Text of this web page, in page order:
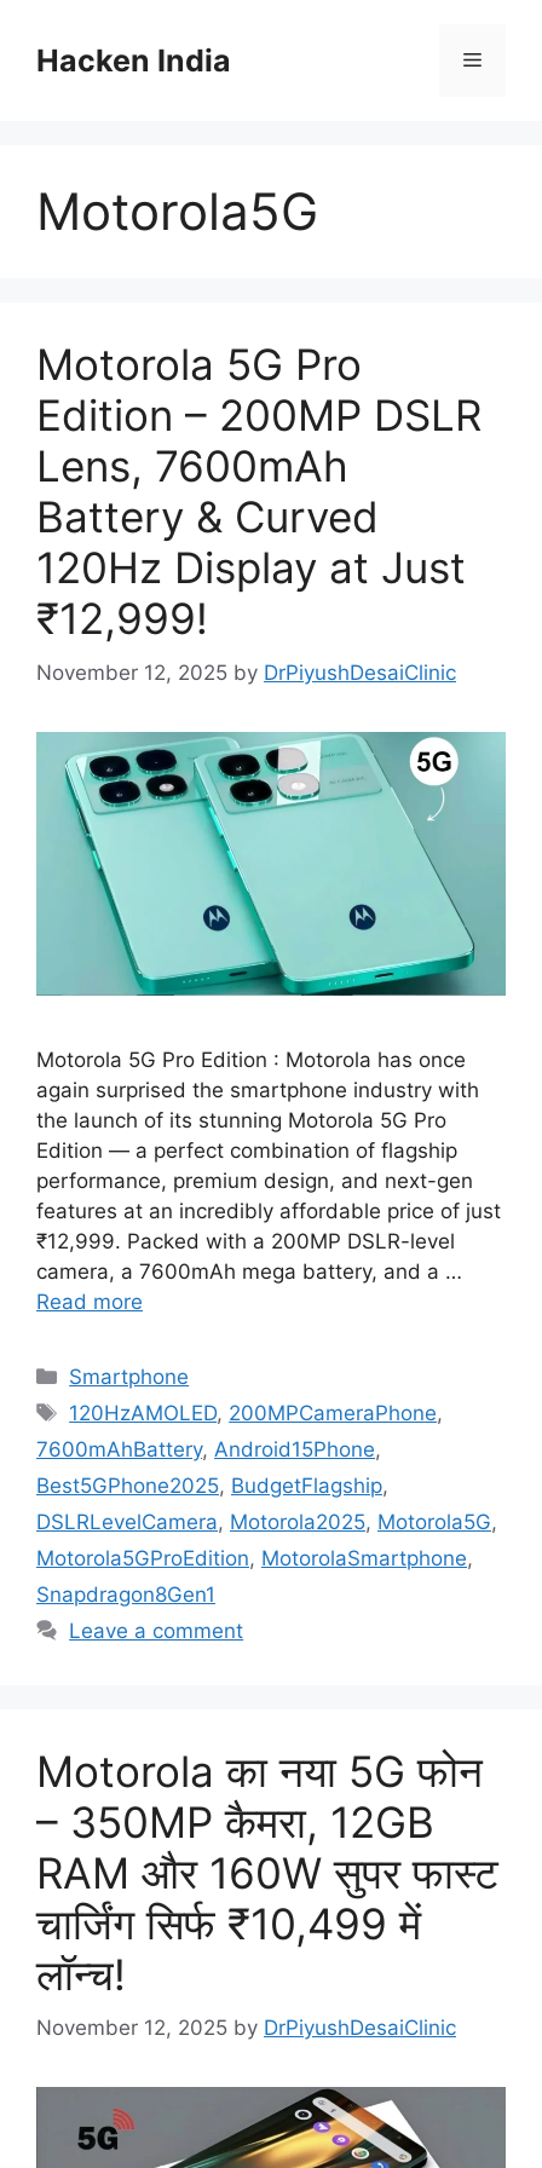
contentHacken India Menu
Motorola5G
Motorola 5G Pro
Edition – 200MP DSLR
Lens, 7600mAh
Battery & Curved
120Hz Display at Just
₹12,999!
November 12, 2025 by DrPiyushDesaiClinic
Motorola 5G Pro Edition : Motorola has once
again surprised the smartphone industry with
the launch of its stunning Motorola 5G Pro
Edition — a perfect combination of flagship
performance, premium design, and next-gen
features at an incredibly affordable price of just
₹12,999. Packed with a 200MP DSLR-level
camera, a 7600mAh mega battery, and a …
Read more
Categories
Smartphone
Tags
120HzAMOLED, 200MPCameraPhone,
7600mAhBattery, Android15Phone,
Best5GPhone2025, BudgetFlagship,
DSLRLevelCamera, Motorola2025, Motorola5G,
Motorola5GProEdition, MotorolaSmartphone,
Snapdragon8Gen1
Leave a comment
Motorola का नया 5G फोन
– 350MP कैमरा, 12GB
RAM और 160W सुपर फास्ट
चार्जिंग सिर्फ ₹10,499 में
लॉन्च!
November 12, 2025 by DrPiyushDesaiClinic